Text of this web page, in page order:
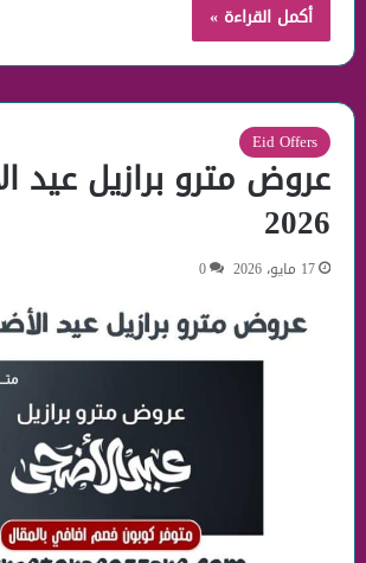
أكمل القراءة »
Eid Offers
عروض مترو برازيل عيد
2026
17 مايو، 2026 0